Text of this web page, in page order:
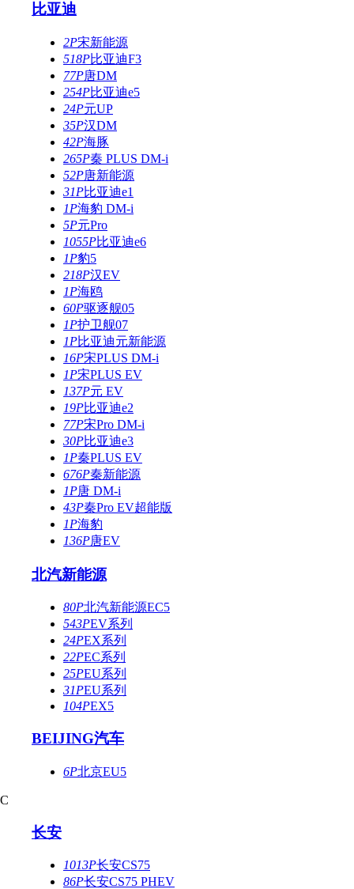
比亚迪
2P宋新能源
518P比亚迪F3
77P唐DM
254P比亚迪e5
24P元UP
35P汉DM
42P海豚
265P秦 PLUS DM-i
52P唐新能源
31P比亚迪e1
1P海豹 DM-i
5P元Pro
1055P比亚迪e6
1P豹5
218P汉EV
1P海鸥
60P驱逐舰05
1P护卫舰07
1P比亚迪元新能源
16P宋PLUS DM-i
1P宋PLUS EV
137P元 EV
19P比亚迪e2
77P宋Pro DM-i
30P比亚迪e3
1P秦PLUS EV
676P秦新能源
1P唐 DM-i
43P秦Pro EV超能版
1P海豹
136P唐EV
北汽新能源
80P北汽新能源EC5
543PEV系列
24PEX系列
22PEC系列
25PEU系列
31PEU系列
104PEX5
BEIJING汽车
6P北京EU5
C
长安
1013P长安CS75
86P长安CS75 PHEV